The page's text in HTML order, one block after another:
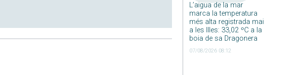
L’aigua de la mar
marca la temperatura
més alta registrada mai
a les Illes: 33,02 ºC a la
boia de sa Dragonera
07/08/2026 08:12